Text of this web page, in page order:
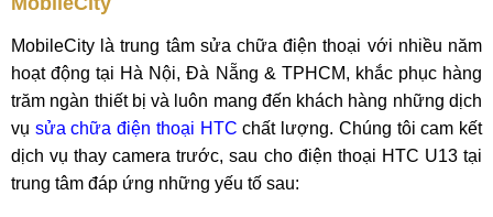
MobileCity là trung tâm sửa chữa điện thoại với nhiều năm
hoạt động tại Hà Nội, Đà Nẵng & TPHCM, khắc phục hàng
trăm ngàn thiết bị và luôn mang đến khách hàng những dịch
vụ sửa chữa điện thoại HTC chất lượng. Chúng tôi cam kết
dịch vụ thay camera trước, sau cho điện thoại HTC U13 tại
trung tâm đáp ứng những yếu tố sau: